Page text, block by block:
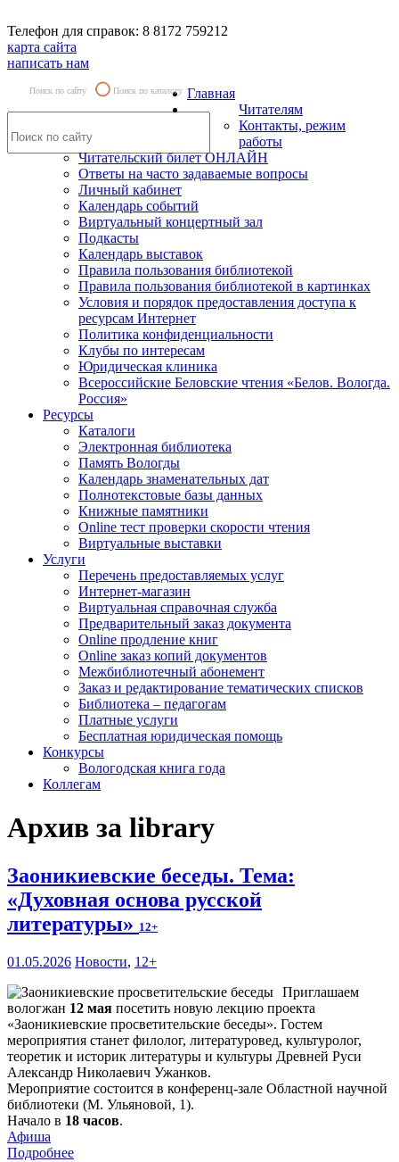
Телефон для справок: 8 8172 759212
карта сайта
написать нам
Поиск по сайту Поиск по каталогу Главная
Читателям
Контакты, режим
работы
Читательский билет ОНЛАЙН
Ответы на часто задаваемые вопросы
Личный кабинет
Календарь событий
Виртуальный концертный зал
Подкасты
Календарь выставок
Правила пользования библиотекой
Правила пользования библиотекой в картинках
Условия и порядок предоставления доступа к
ресурсам Интернет
Политика конфиденциальности
Клубы по интересам
Юридическая клиника
Всероссийские Беловские чтения «Белов. Вологда.
Россия»
Ресурсы
Каталоги
Электронная библиотека
Память Вологды
Календарь знаменательных дат
Полнотекстовые базы данных
Книжные памятники
Online тест проверки скорости чтения
Виртуальные выставки
Услуги
Перечень предоставляемых услуг
Интернет-магазин
Виртуальная справочная служба
Предварительный заказ документа
Online продление книг
Online заказ копий документов
Межбиблиотечный абонемент
Заказ и редактирование тематических списков
Библиотека – педагогам
Платные услуги
Бесплатная юридическая помощь
Конкурсы
Вологодская книга года
Коллегам
Архив за library
Заоникиевские беседы. Тема:
«Духовная основа русской
литературы» 12+
01.05.2026 Новости, 12+
Приглашаем
вологжан 12 мая посетить новую лекцию проекта
«Заоникиевские просветительские беседы». Гостем
мероприятия станет филолог, литературовед, культуролог,
теоретик и историк литературы и культуры Древней Руси
Александр Николаевич Ужанков.
Мероприятие состоится в конференц-зале Областной научной
библиотеки (М. Ульяновой, 1).
Начало в 18 часов.
Афиша
Подробнее